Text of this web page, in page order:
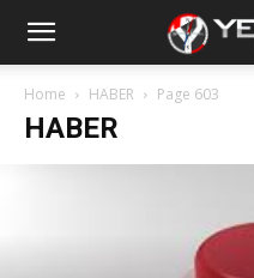
Home HABER Page 603
HABER